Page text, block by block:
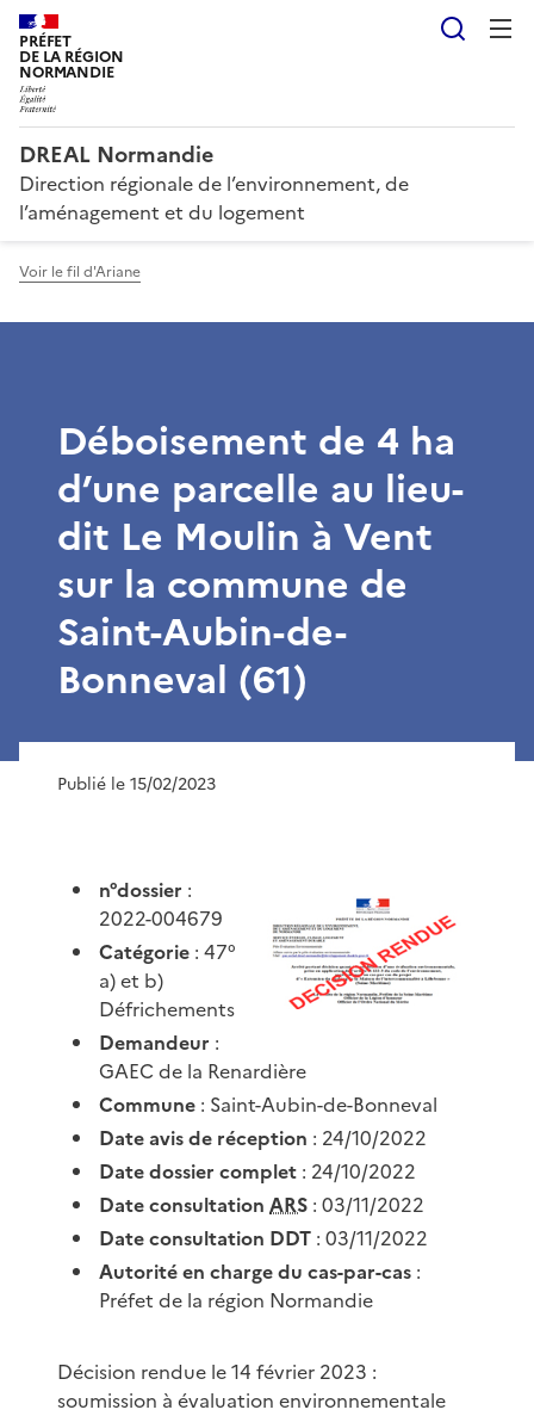
PRÉFET
DE LA RÉGION
NORMANDIE
DREAL Normandie
Direction régionale de l’environnement, de
l’aménagement et du logement
Voir le fil d'Ariane
Déboisement de 4 ha
d’une parcelle au lieu-
dit Le Moulin à Vent
sur la commune de
Saint-Aubin-de-
Bonneval (61)
Publié le 15/02/2023
n°dossier :
2022-004679
Catégorie : 47°
a) et b)
Défrichements
Demandeur :
GAEC de la Renardière
Commune : Saint-Aubin-de-Bonneval
Date avis de réception : 24/10/2022
Date dossier complet : 24/10/2022
Date consultationARS : 03/11/2022
Date consultation DDT : 03/11/2022
Autorité en charge du cas-par-cas :
Préfet de la région Normandie
Décision rendue le 14 février 2023 :
soumission à évaluation environnementale